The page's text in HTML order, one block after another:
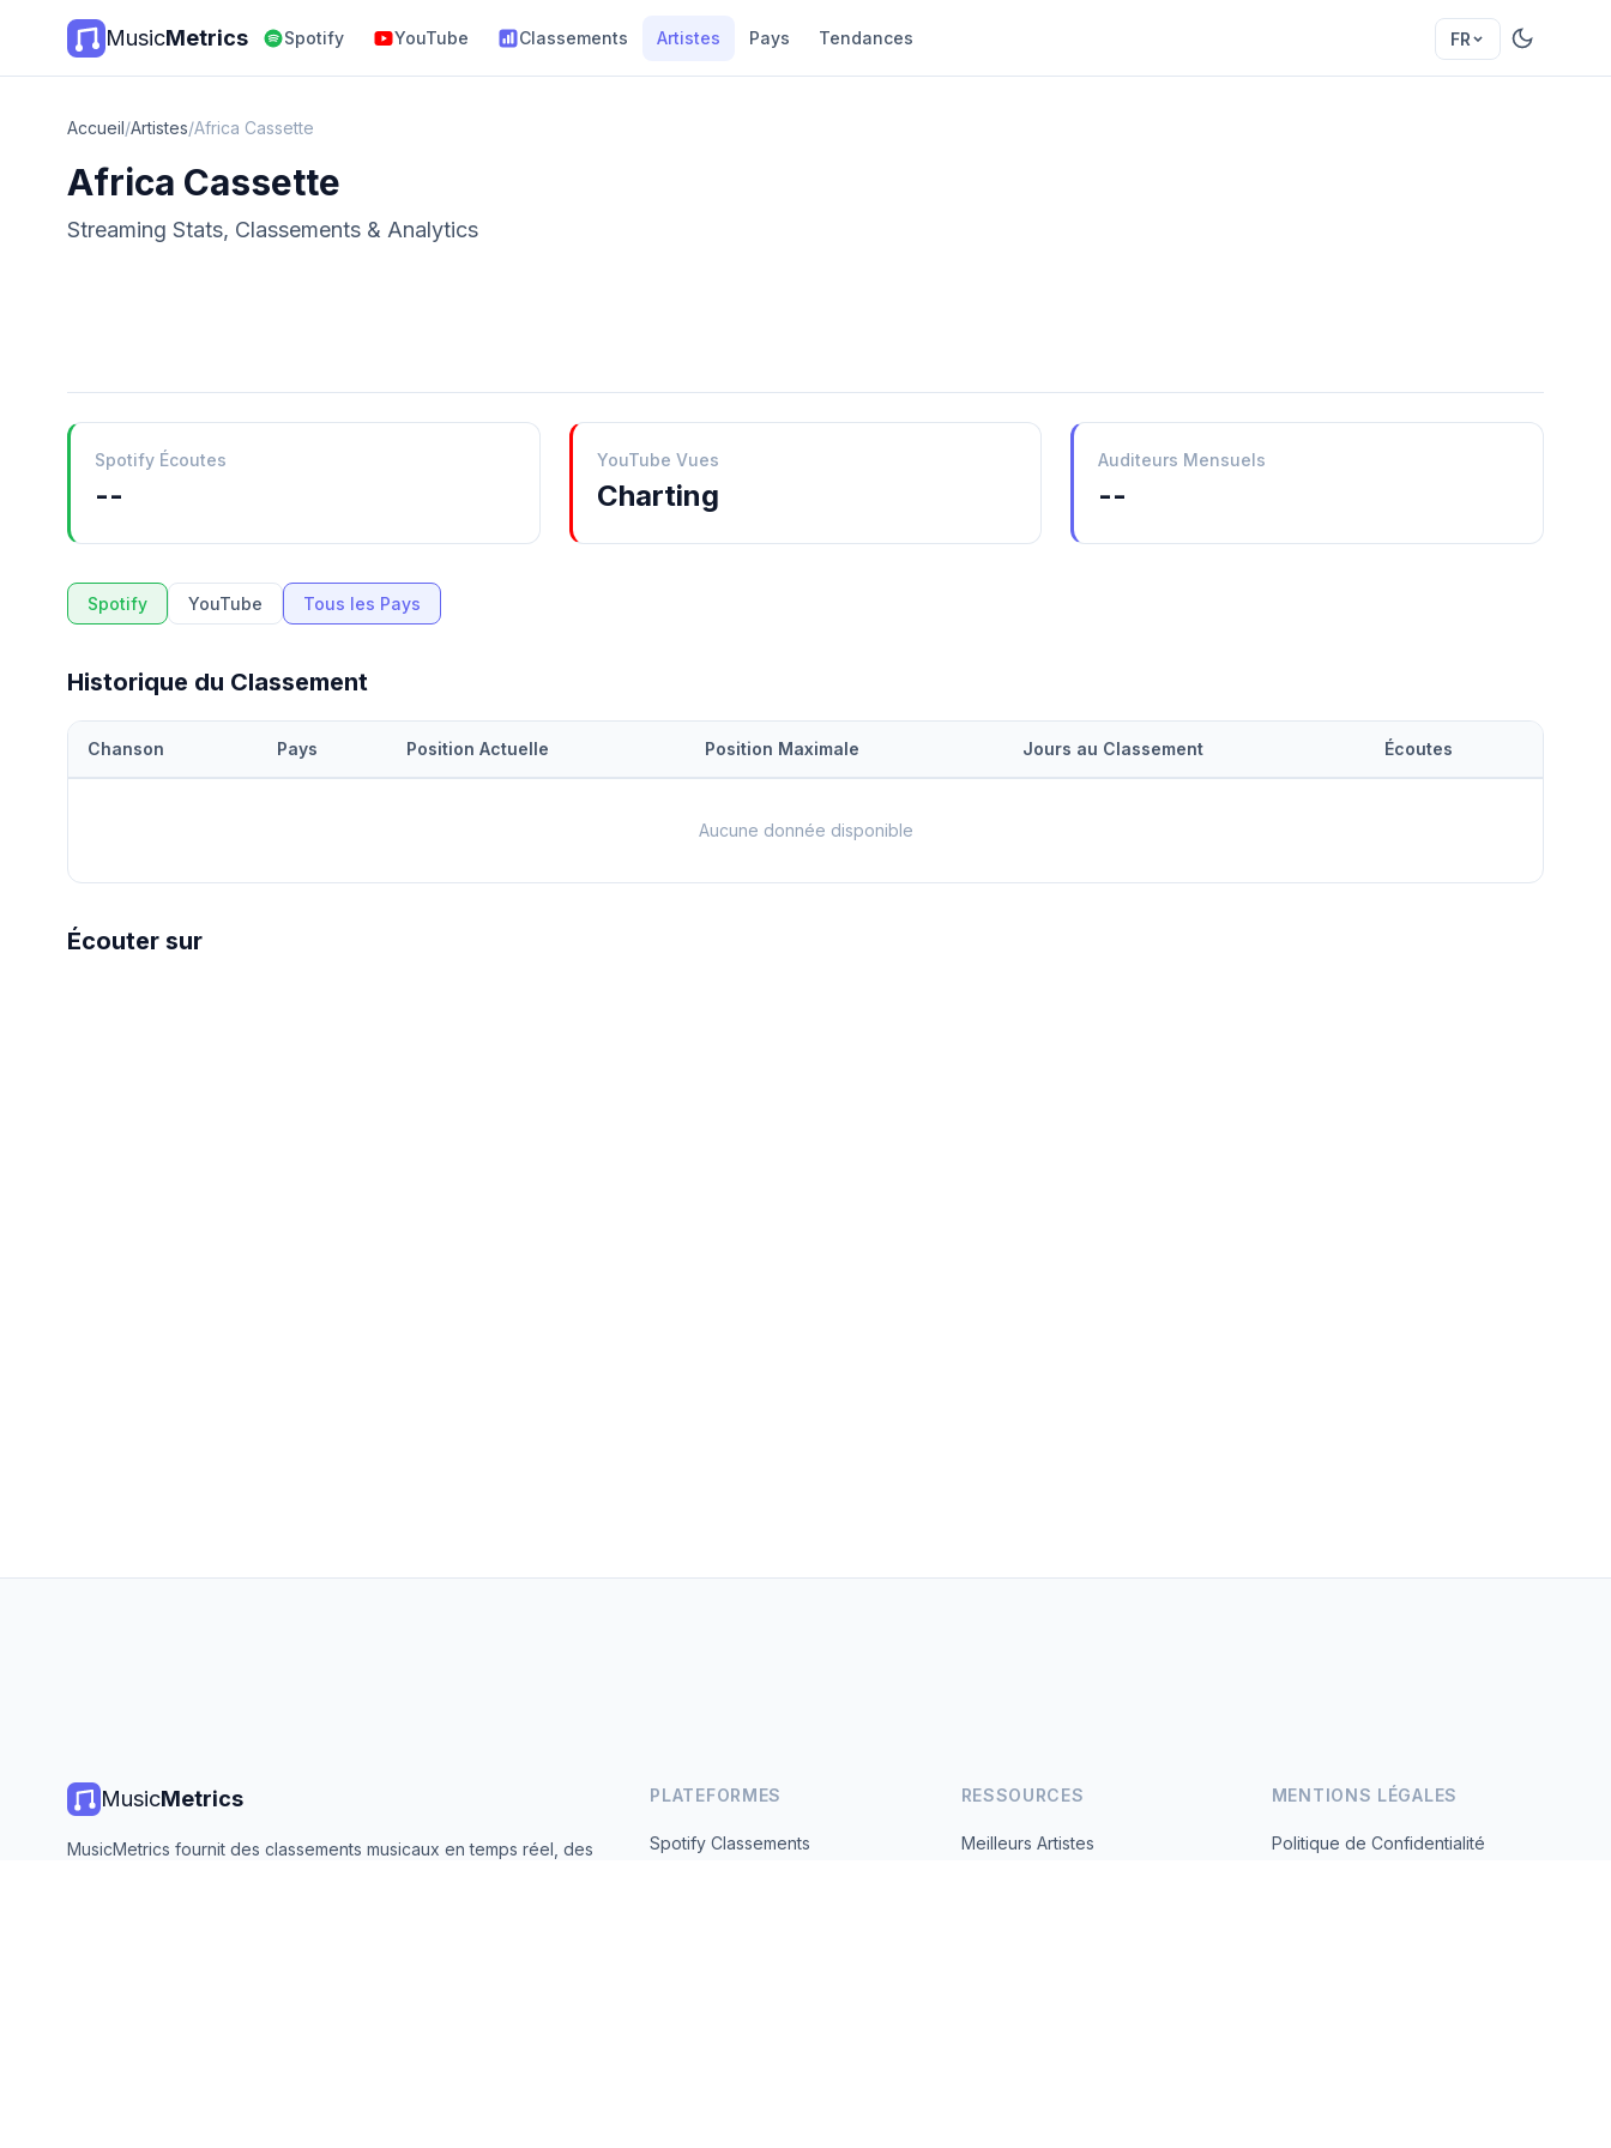
MusicMetrics Spotify YouTube Classements Artistes Pays Tendances FR
Accueil/Artistes/Africa Cassette
Africa Cassette
Streaming Stats, Classements & Analytics
Spotify Écoutes
--
YouTube Vues
Charting
Auditeurs Mensuels
--
Spotify YouTube Tous les Pays
Historique du Classement
Chanson Pays Position Actuelle Position Maximale Jours au Classement Écoutes
Aucune donnée disponible
Écouter sur
MusicMetrics
MusicMetrics fournit des classements musicaux en temps réel, des
PLATEFORMES
Spotify Classements
RESSOURCES
Meilleurs Artistes
MENTIONS LÉGALES
Politique de Confidentialité